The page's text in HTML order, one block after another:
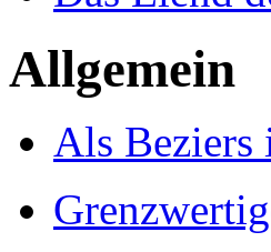
Allgemein
Als Beziers